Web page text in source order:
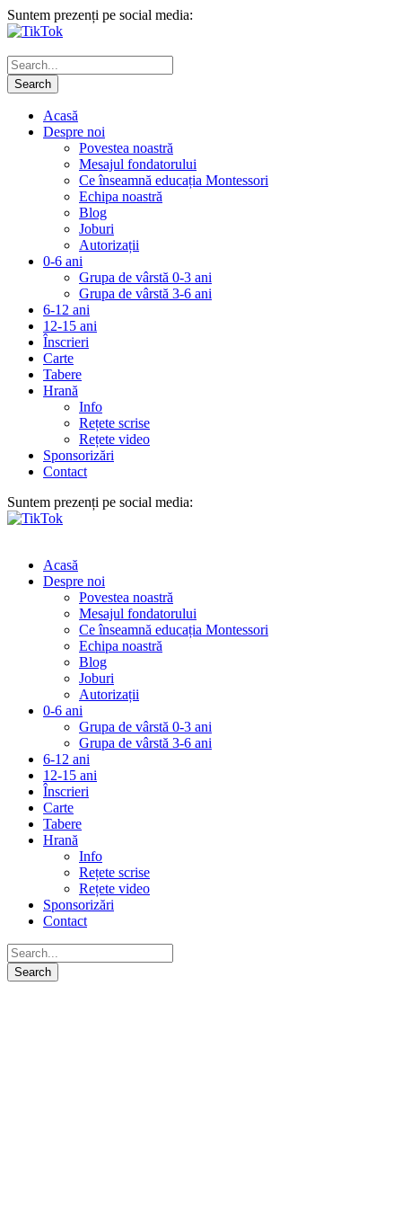
Suntem prezenți pe social media:
Acasă
Despre noi
Povestea noastră
Mesajul fondatorului
Ce înseamnă educația Montessori
Echipa noastră
Blog
Joburi
Autorizații
0-6 ani
Grupa de vârstă 0-3 ani
Grupa de vârstă 3-6 ani
6-12 ani
12-15 ani
Înscrieri
Carte
Tabere
Hrană
Info
Rețete scrise
Rețete video
Sponsorizări
Contact
Suntem prezenți pe social media:
Acasă
Despre noi
Povestea noastră
Mesajul fondatorului
Ce înseamnă educația Montessori
Echipa noastră
Blog
Joburi
Autorizații
0-6 ani
Grupa de vârstă 0-3 ani
Grupa de vârstă 3-6 ani
6-12 ani
12-15 ani
Înscrieri
Carte
Tabere
Hrană
Info
Rețete scrise
Rețete video
Sponsorizări
Contact